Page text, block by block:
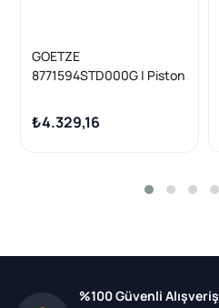
GOETZE
8771594STD000G | Piston
Fe659 F839 104.00mm
₺4.329,16
%100 Güvenli Alışveriş